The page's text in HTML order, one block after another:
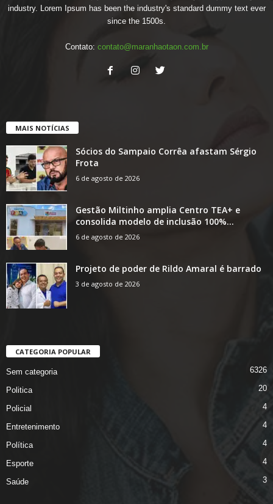
industry. Lorem Ipsum has been the industry's standard dummy text ever
since the 1500s.
Contato: contato@maranhaotaon.com.br
MAIS NOTÍCIAS
Sócios do Sampaio Corrêa afastam Sérgio
Frota
6 de agosto de 2026
Gestão Miltinho amplia Centro TEA+ e
consolida modelo de inclusão 100%...
6 de agosto de 2026
Projeto de poder de Rildo Amaral é barrado
3 de agosto de 2026
CATEGORIA POPULAR
Sem categoria 6326
Politica 20
Policial 4
Entretenimento 4
Política 4
Esporte 4
Saúde 3